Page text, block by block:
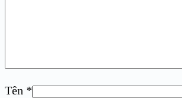
Tên *